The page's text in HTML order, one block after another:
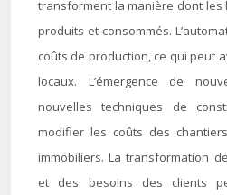
transforment la manière dont
produits et consommés.
coûts de production, ce qui peut
locaux. L’émergence de
nouvelles techniques de
modifier les coûts des
immobiliers. La transformation
et des besoins des clients